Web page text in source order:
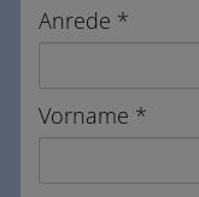
Anrede
Vorname